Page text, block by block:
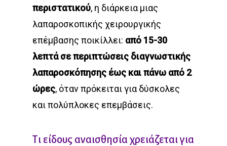
περιστατικού, η διάρκεια μιας
λαπαροσκοπικής χειρουργικής
επέμβασης ποικίλλει: από 15-30
λεπτά σε περιπτώσεις διαγνωστικής
λαπαροσκόπησης έως και πάνω από 2
ώρες, όταν πρόκειται για δύσκολες
και πολύπλοκες επεμβάσεις.
Τι είδους αναισθησία χρειάζεται για